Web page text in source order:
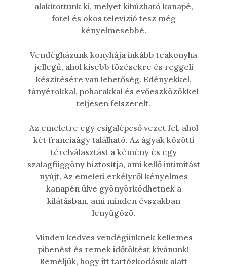
alakítottunk ki, melyet kihúzható kanapé,
fotel és okos televízió tesz még
kényelmesebbé.
Vendégházunk konyhája inkább teakonyha
jellegű, ahol kisebb főzésekre és reggeli
készítésére van lehetőség. Edényekkel,
tányérokkal, poharakkal és evőeszközökkel
teljesen felszerelt.
Az emeletre egy csigalépcső vezet fel, ahol
két franciaágy található. Az ágyak közötti
térelválasztást a kémény és egy
szalagfüggöny biztosítja, ami kellő intimitást
nyújt. Az emeleti erkélyről kényelmes
kanapén ülve gyönyörködhetnek a
kilátásban, ami minden évszakban
lenyűgöző.
Minden kedves vendégünknek kellemes
pihenést és remek időtöltést kívánunk!
Reméljük, hogy itt tartózkodásuk alatt